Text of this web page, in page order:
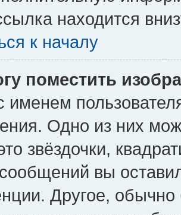
находится
к началу
поместить
именем
Одно из них
звёздочки,
вы
Другое,